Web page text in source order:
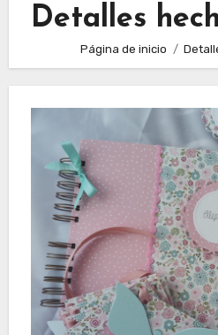
Detalles
Página de inicio